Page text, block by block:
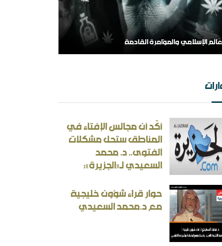
الهامش إلى المركز السلفية في واقعها الجديد
المنطقية والأجوبة غير المنطقية في الحرب
أكّد أن مجالس الإفتاء في
المناطق ستحل مشكلات
الفتوى.. د. محمد
السعيدي لـ«الجزيرة»:
حوار قراء شؤون خليجية
مع د.محمد السعيدي
بين الثوابت والمتغيرات [ورقة عمل]